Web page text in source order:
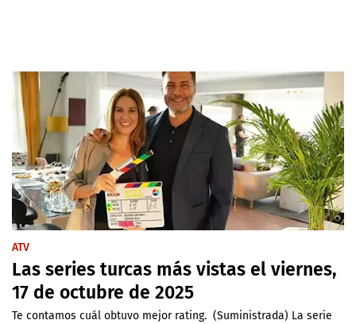
ATV
Las series turcas más vistas el viernes,
17 de octubre de 2025
Te contamos cuál obtuvo mejor rating. (Suministrada) La serie